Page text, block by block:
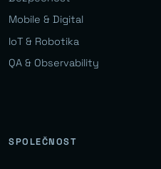
Mobile & Digital
IoT & Robotika
QA & Observability
SPOLEČNOST